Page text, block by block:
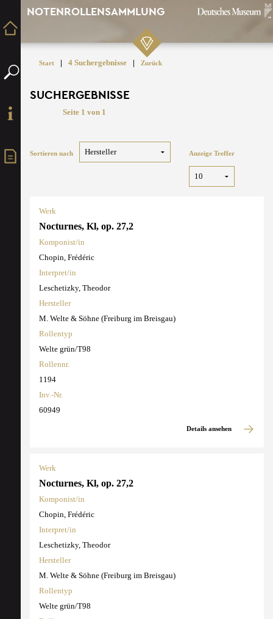
NOTENROLLENSAMMLUNG
Start | 4 Suchergebnisse | Zurück
SUCHERGEBNISSE
Seite 1 von 1
Sortieren nach Anzeige Treffer
Werk
Nocturnes, Kl, op. 27,2
Komponist/in
Chopin, Frédéric
Interpret/in
Leschetizky, Theodor
Hersteller
M. Welte & Söhne (Freiburg im Breisgau)
Rollentyp
Welte grün/T98
Rollennr.
1194
Inv.-Nr.
60949
Details ansehen
Werk
Nocturnes, Kl, op. 27,2
Komponist/in
Chopin, Frédéric
Interpret/in
Leschetizky, Theodor
Hersteller
M. Welte & Söhne (Freiburg im Breisgau)
Rollentyp
Welte grün/T98